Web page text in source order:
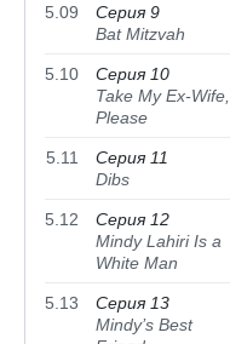
5.09
Серия 9
Bat Mitzvah
5.10
Серия 10
Take My Ex-Wife,
Please
5.11
Серия 11
Dibs
5.12
Серия 12
Mindy Lahiri Is a
White Man
5.13
Серия 13
Mindy’s Best